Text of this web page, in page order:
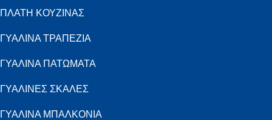
ΠΛΑΤΗ ΚΟΥΖΙΝΑΣ
ΓΥΑΛΙΝΑ ΤΡΑΠΕΖΙΑ
ΓΥΑΛΙΝΑ ΠΑΤΩΜΑΤΑ
ΓΥΑΛΙΝΕΣ ΣΚΑΛΕΣ
ΓΥΑΛΙΝΑ ΜΠΑΛΚΟΝΙΑ